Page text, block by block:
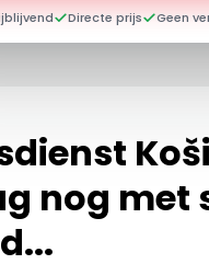
Directe prijs Geen
nog met